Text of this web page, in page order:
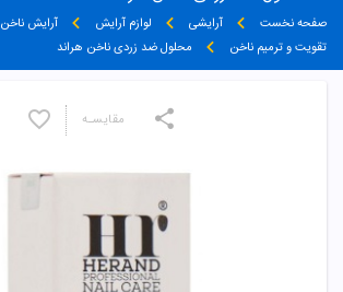
صفحه نخست آرایشی لوازم آرایش
آرایش ناخن
تقویت و ترمیم ناخن
محلول ضد زردی ناخن هراند
مقایسـه